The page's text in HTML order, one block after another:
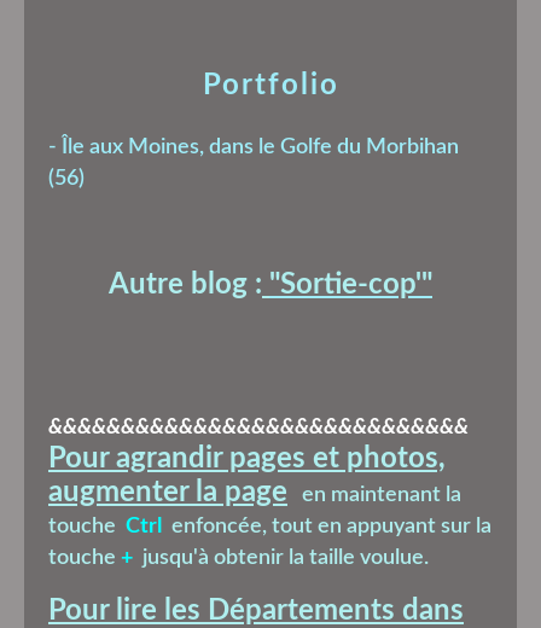
Portfolio
- Île aux Moines, dans le Golfe du Morbihan
(56)
Autre blog : "Sortie-cop'"
&&&&&&&&&&&&&&&&&&&&&&&&&&&&&
Pour agrandir pages et photos,
augmenter la page
en maintenant la
touche Ctrl
enfoncée, tout en appuyant sur la
touche + jusqu'à obtenir la taille voulue.
Pour lire les Départements dans